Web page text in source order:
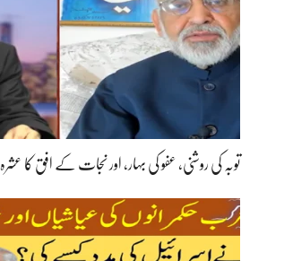
توبہ کی روشنی، عفو کی بہار، اور نجات کے افق کا عشرہ